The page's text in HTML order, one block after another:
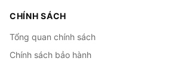
CHÍNH SÁCH
Tổng quan chính sách
Chính sách bảo hành